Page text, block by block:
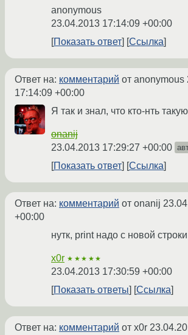
anonymous
23.04.2013 17:14:09 +00:00
Показать ответ
Ссылка
Ответ на: комментарий от anonymous
17:14:09 +00:00
Я так и знал, что кто-нть
onanij
23.04.2013 17:29:27 +00:00
Показать ответ Ссылка
Ответ на: комментарий от onanij
+00:00
нутк, print надо с новой строки
x0r ★★★★★
23.04.2013 17:30:59 +00:00
Показать ответы
Ссылка
Ответ на: комментарий от x0r